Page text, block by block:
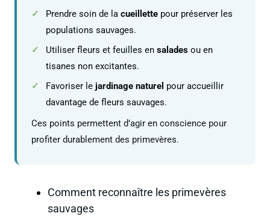
Prendre soin de la cueillette pour préserver les
populations sauvages.
Utiliser fleurs et feuilles en salades ou en
tisanes non excitantes.
Favoriser le jardinage naturel pour accueillir
davantage de fleurs sauvages.
Ces points permettent d’agir en conscience pour
profiter durablement des primevères.
Comment reconnaître les primevères
sauvages